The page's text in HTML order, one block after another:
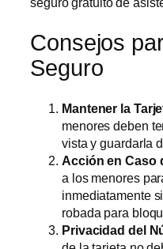
Consejos
Seguro
Mantener la
menores deben
vista y guardarla
Acción en Caso
a los menores
inmediatamente
robada para
Privacidad del